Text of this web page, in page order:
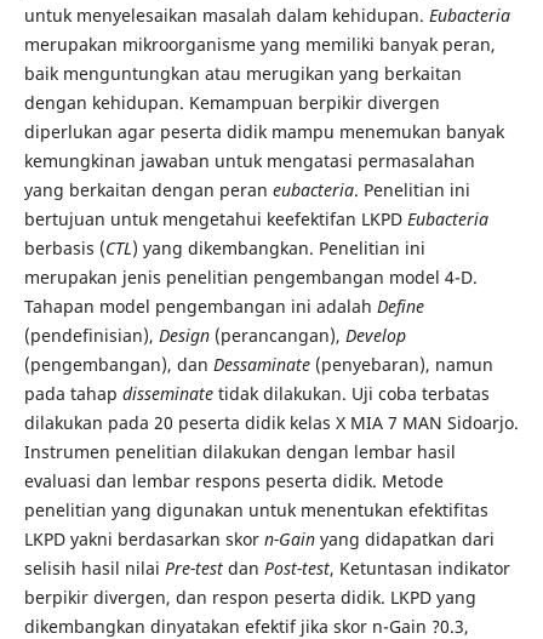
untuk menyelesaikan masalah dalam kehidupan. Eubacteria
merupakan mikroorganisme yang memiliki banyak peran,
baik menguntungkan atau merugikan yang berkaitan
dengan kehidupan. Kemampuan berpikir divergen
diperlukan agar peserta didik mampu menemukan banyak
kemungkinan jawaban untuk mengatasi permasalahan
yang berkaitan dengan peran eubacteria. Penelitian ini
bertujuan untuk mengetahui keefektifan LKPD Eubacteria
berbasis (CTL) yang dikembangkan. Penelitian ini
merupakan jenis penelitian pengembangan model 4-D.
Tahapan model pengembangan ini adalah Define
(pendefinisian), Design (perancangan), Develop
(pengembangan), dan Dessaminate (penyebaran), namun
pada tahap disseminate tidak dilakukan. Uji coba terbatas
dilakukan pada 20 peserta didik kelas X MIA 7 MAN Sidoarjo.
Instrumen penelitian dilakukan dengan lembar hasil
evaluasi dan lembar respons peserta didik. Metode
penelitian yang digunakan untuk menentukan efektifitas
LKPD yakni berdasarkan skor n-Gainyang didapatkan dari
selisih hasil nilai Pre-test dan Post-test, Ketuntasan indikator
berpikir divergen, dan respon peserta didik. LKPD yang
dikembangkan dinyatakan efektif jika skor n-Gain ?0.3,